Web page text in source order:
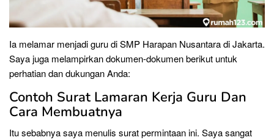
Ia melamar menjadi guru di SMP Harapan Nusantara di Jakarta.
Saya juga melampirkan dokumen-dokumen berikut untuk
perhatian dan dukungan Anda:
Contoh Surat Lamaran Kerja Guru Dan
Cara Membuatnya
Itu sebabnya saya menulis surat permintaan ini. Saya sangat